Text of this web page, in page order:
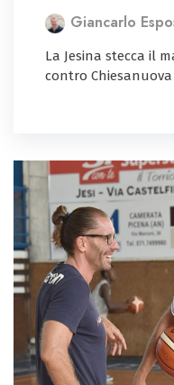
Giancarlo
La Jesina stecca il
contro Chiesanuova